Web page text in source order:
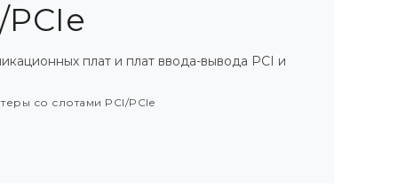
плат и плат ввода-вывода PCI и
со слотами PCI/PCIe